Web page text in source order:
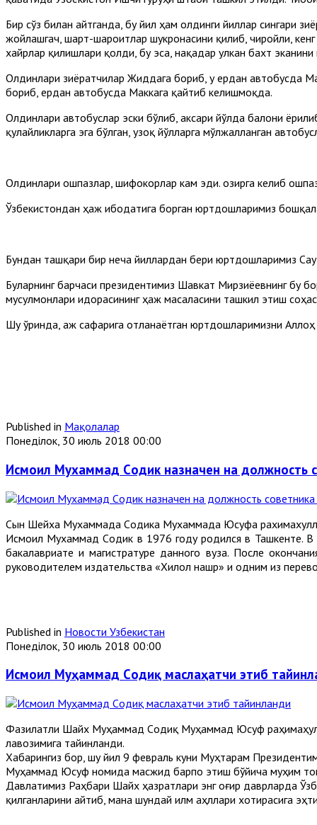
Бир сўз билан айтганда, бу йил ҳам олдинги йиллар сингари
жойлашгач, шарт-шароитлар шукронасини қилиб, чиройли,
хайрлар қилишлари қолди, бу эса, нақадар улкан бахт
Олдинлари зиёратчилар Жиддага бориб, у ердан автобусда
бориб, ердан автобусда Маккага қайтиб келишмоқда.
Олдинлари автобуслар эски бўлиб, аксари йўлда балони
қулайликларга эга бўлган, узоқ йўлларга мўлжалланган
Олдинлари ошпазлар, шифокорлар кам эди. Ҳозирга келиб
Ўзбекистондан ҳаж ибодатига борган юртдошларимиз
Бундан ташқари бир неча йиллардан бери юртдошларимиз
Буларнинг барчаси президентимиз Шавкат Мирзиёевнинг бу
мусулмонлари идорасининг ҳаж масаласини ташкил этиш
Шу ўринда, Ҳаж сафарига отланаётган юртдошларимизни
Published in Мақолалар
Понеділок, 30 июль 2018 00:00
Исмоил Мухаммад Cодик назначен на должность
Сын Шейха Мухаммада Cодика Мухаммада Юсуфа
Исмоил Мухаммад Cодик в 1976 году родился в Ташкенте.
бакалавриате и магистратуре данного вуза. После
руководителем издательства «Хилол нашр» и одним из
Published in Новости Узбекистан
Понеділок, 30 июль 2018 00:00
Исмоил Муҳаммад Cодиқ маслаҳатчи этиб
Фазилатли Шайх Муҳаммад Cодиқ Муҳаммад Юсуф
лавозимига тайинланди.
Хабарингиз бор, шу йил 9 февраль куни Муҳтарам
Муҳаммад Юсуф номида масжид барпо этиш бўйича муҳим
Давлатимиз Раҳбари Шайх ҳазратлари энг оғир даврларда
қилганларини айтиб, мана шундай илм аҳллари хотирасига